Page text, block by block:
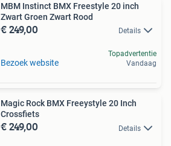
MBM Instinct BMX Freestyle 20 inch
Zwart Groen Zwart Rood
€ 249,00 Details
Bezoek website
Topadvertentie
Vandaag
Magic Rock BMX Freeystyle 20 Inch
Crossfiets
€ 249,00 Details